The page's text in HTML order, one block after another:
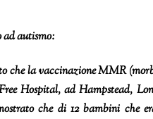
ad autismo:
la vaccinazione MMR
Hospital, ad Hampstead,
che di 12 bambini che